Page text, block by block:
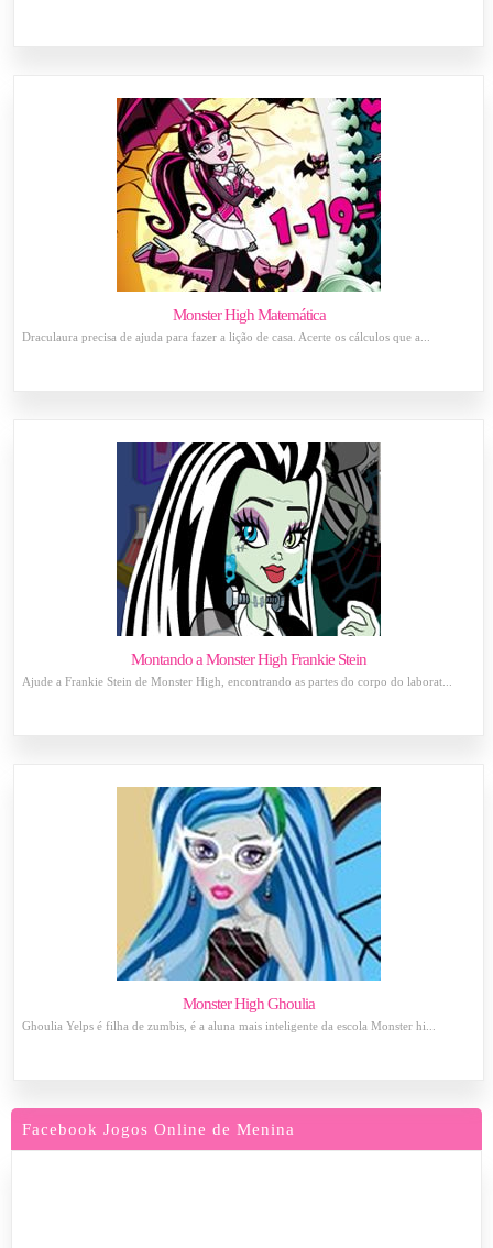
Monster High Matemática
Draculaura precisa de ajuda para fazer a lição de casa. Acerte os cálculos que a...
Montando a Monster High Frankie Stein
Ajude a Frankie Stein de Monster High, encontrando as partes do corpo do laborat...
Monster High Ghoulia
Ghoulia Yelps é filha de zumbis, é a aluna mais inteligente da escola Monster hi...
Facebook Jogos Online de Menina